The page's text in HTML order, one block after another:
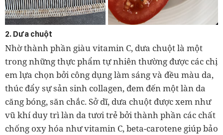
2. Dưa chuột
Nhờ thành phần giàu vitamin C, dưa chuột là một
trong những thực phẩm tự nhiên thường được các chị
em lựa chọn bởi công dụng làm sáng và đều màu da,
thúc đẩy sự sản sinh collagen, đem đến một làn da
căng bóng, săn chắc. Sở dĩ, dưa chuột được xem như
vũ khí duy trì làn da tươi trẻ bởi thành phần các chất
chống oxy hóa như vitamin C, beta-carotene giúp bảo